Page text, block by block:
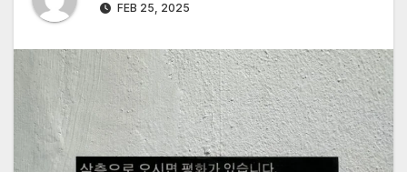
FEB 25, 2025